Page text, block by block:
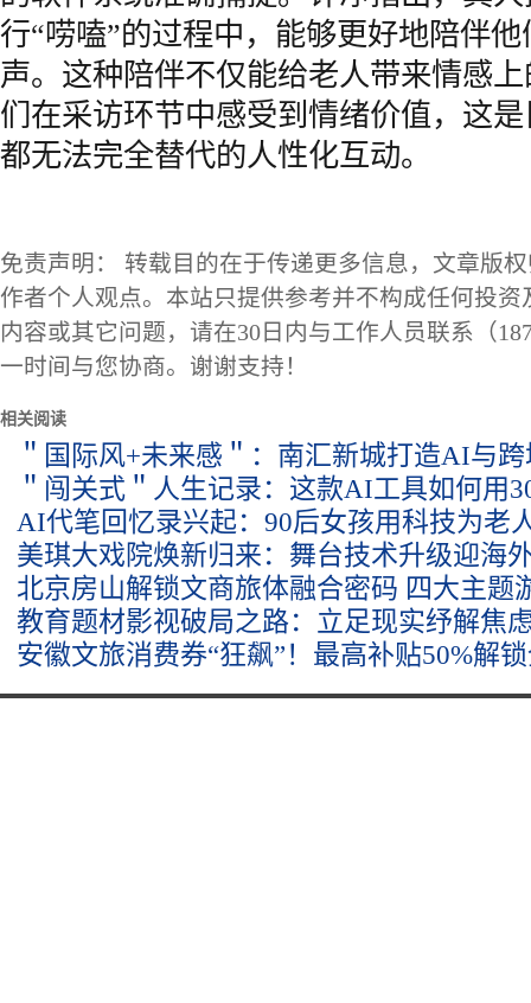
行“唠嗑”的过程中，能够更好地陪伴
声。这种陪伴不仅能给老人带来情感
们在采访环节中感受到情绪价值，这
都无法完全替代的人性化互动。
免责声明： 转载目的在于传递更多信息，文章版
作者个人观点。本站只提供参考并不构成任何投
内容或其它问题，请在30日内与工作人员联系（
一时间与您协商。谢谢支持！
相关阅读
＂国际风+未来感＂：南汇新城打造AI与
＂闯关式＂人生记录：这款AI工具如何用
AI代笔回忆录兴起：90后女孩用科技为老
美琪大戏院焕新归来：舞台技术升级迎海
北京房山解锁文商旅体融合密码 四大主题
教育题材影视破局之路：立足现实纾解焦
安徽文旅消费券“狂飙”！最高补贴50%解